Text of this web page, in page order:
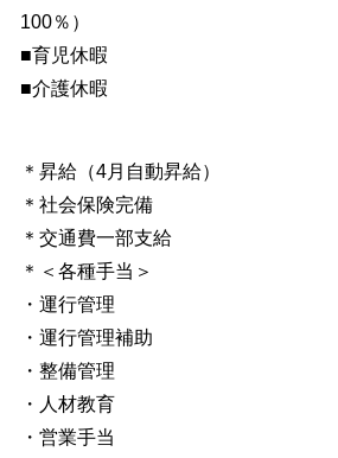
100％）
■育児休暇
■介護休暇
＊昇給（4月自動昇給）
＊社会保険完備
＊交通費一部支給
＊＜各種手当＞
・運行管理
・運行管理補助
・整備管理
・人材教育
・営業手当